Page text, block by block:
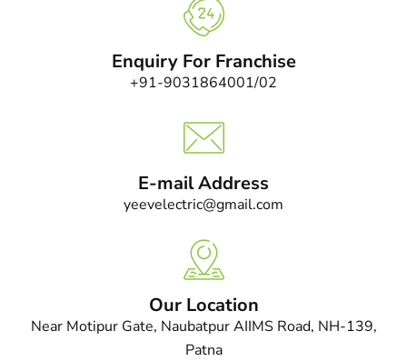
Enquiry For Franchise
+91-9031864001/02
E-mail Address
yeevelectric@gmail.com
Our Location
Near Motipur Gate, Naubatpur AIIMS Road, NH-139,
Patna